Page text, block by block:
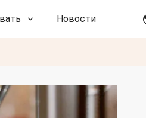
Новости и события